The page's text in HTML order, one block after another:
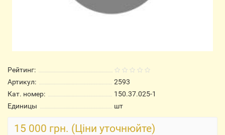
Рейтинг:
Артикул:
2593
Кат. номер:
150.37.025-1
Единицы
шт
15 000 грн. (Ціни уточнюйте)